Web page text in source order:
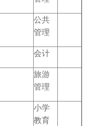
公共
管理
会计
旅游
管理
小学
教育